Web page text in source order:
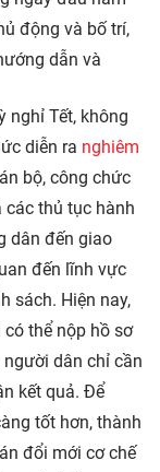
động và bố trí,
dẫn và
nghỉ Tết, không
diễn ra nghiêm
bộ, công chức
các thủ tục hành
dân đến giao
đến lĩnh vực
sách. Hiện nay,
thể nộp hồ sơ
dân chỉ cần
kết quả. Để
tốt hơn, thành
đổi mới cơ chế